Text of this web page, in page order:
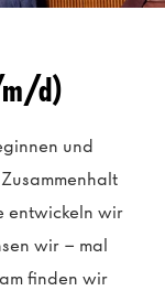
m/d)
und
entwickeln wir
wir – mal
finden wir